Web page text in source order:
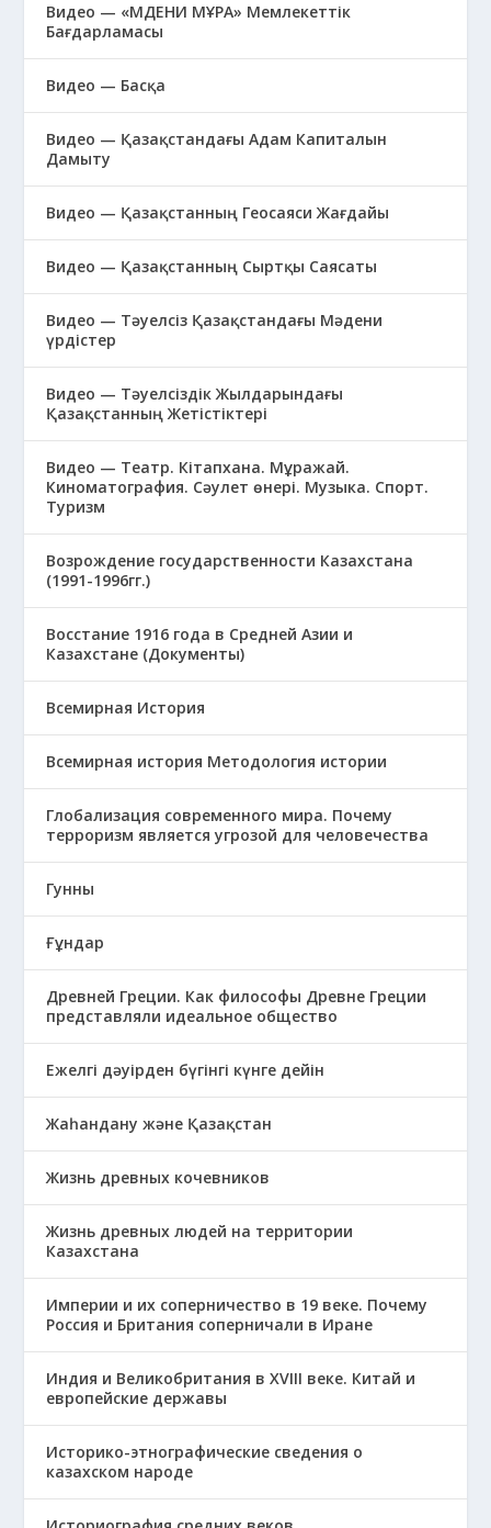
Видео — «МӘДЕНИ МҰРА» Мемлекеттік
Бағдарламасы
Видео — Басқа
Видео — Қазақстандағы Адам Капиталын
Дамыту
Видео — Қазақстанның Геосаяси Жағдайы
Видео — Қазақстанның Сыртқы Саясаты
Видео — Тәуелсіз Қазақстандағы Мәдени
үрдістер
Видео — Тәуелсіздік Жылдарындағы
Қазақстанның Жетістіктері
Видео — Театр. Кітапхана. Мұражай.
Киноматография. Сәулет өнері. Музыка. Спорт.
Туризм
Возрождение государственности Казахстана
(1991-1996гг.)
Восстание 1916 года в Средней Азии и
Казахстане (Документы)
Всемирная История
Всемирная история Методология истории
Глобализация современного мира. Почему
терроризм является угрозой для человечества
Гунны
Ғұндар
Древней Греции. Как философы Древне Греции
представляли идеальное общество
Ежелгі дәуірден бүгінгі күнге дейін
Жаһандану және Қазақстан
Жизнь древных кочевников
Жизнь древных людей на территории
Казахстана
Империи и их соперничество в 19 веке. Почему
Россия и Британия соперничали в Иране
Индия и Великобритания в XVIII веке. Китай и
европейские державы
Историко-этнографические сведения о
казахском народе